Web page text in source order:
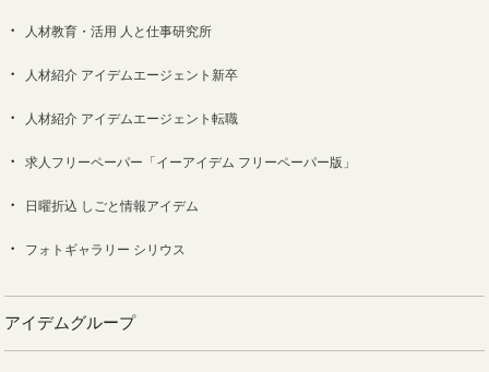
人材教育・活用 人と仕事研究所
人材紹介 アイデムエージェント新卒
人材紹介 アイデムエージェント転職
求人フリーペーパー「イーアイデム フリーペーパー版」
日曜折込 しごと情報アイデム
フォトギャラリー シリウス
アイデムグループ